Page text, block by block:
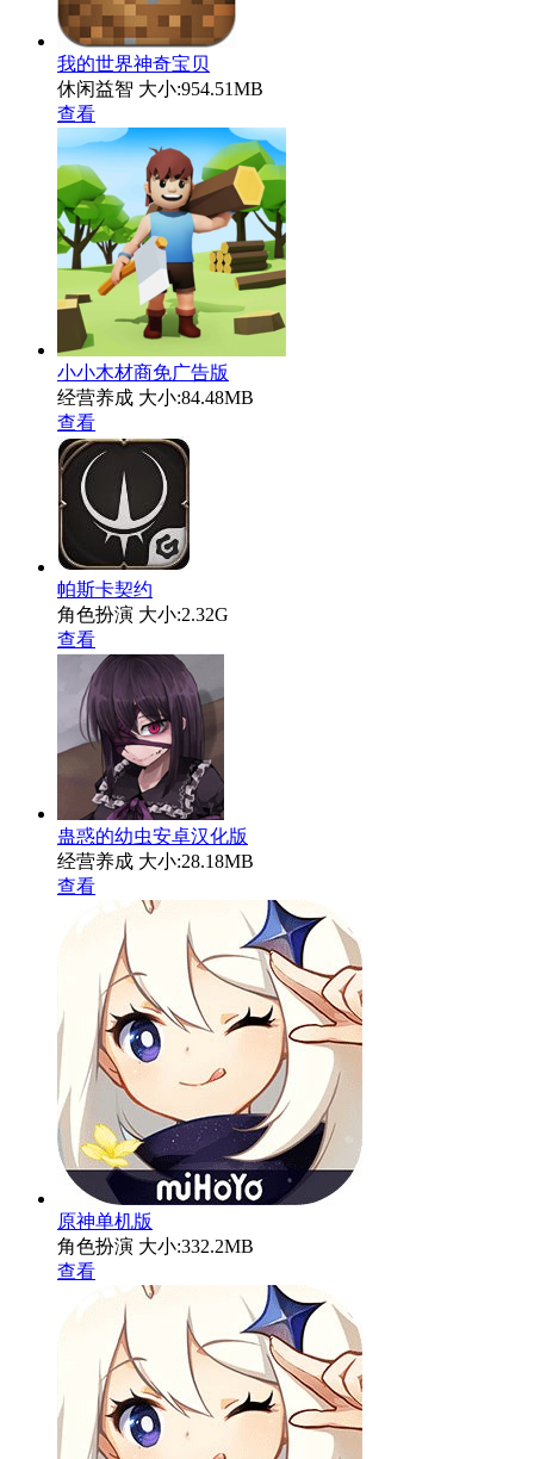
我的世界神奇宝贝
休闲益智 大小:954.51MB
查看
小小木材商免广告版
经营养成 大小:84.48MB
查看
帕斯卡契约
角色扮演 大小:2.32G
查看
蛊惑的幼虫安卓汉化版
经营养成 大小:28.18MB
查看
原神单机版
角色扮演 大小:332.2MB
查看